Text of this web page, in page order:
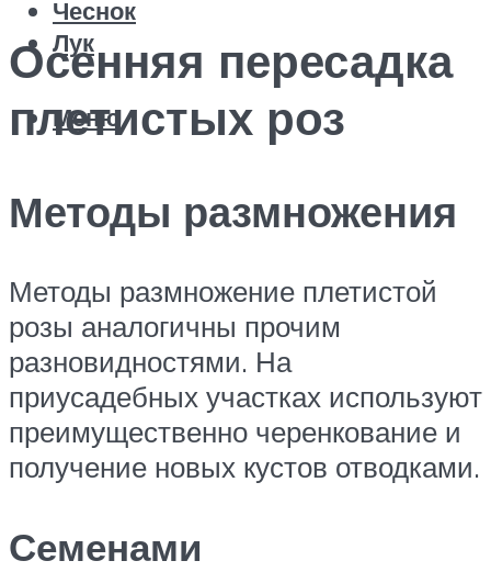
Чеснок
Лук
Меню
Осенняя пересадка
плетистых роз
Методы размножения
Методы размножение плетистой
розы аналогичны прочим
разновидностями. На
приусадебных участках используют
преимущественно черенкование и
получение новых кустов отводками.
Семенами